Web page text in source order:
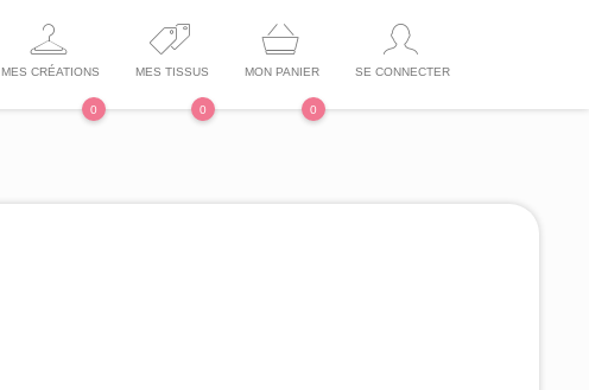
MES CRÉATIONS
0
MES TISSUS
0
MON PANIER
0
SE CONNECTER